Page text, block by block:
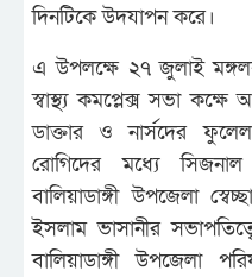
দিনটিকে উদযাপন করে।
এ উপলক্ষে ২৭ জুলাই
স্বাস্থ্য কমপ্লেক্স সভা
ডাক্তার ও নার্সদের
রোগিদের মধ্যে
বালিয়াডাঙ্গী উপজেলা
ইসলাম ভাসানীর
বালিয়াডাঙ্গী উপজেলা